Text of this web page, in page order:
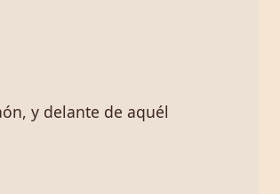
y delante de aquél